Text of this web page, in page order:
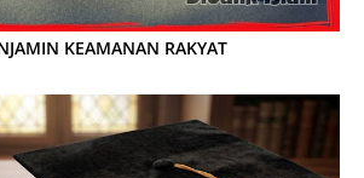
KEAMANAN RAKYAT